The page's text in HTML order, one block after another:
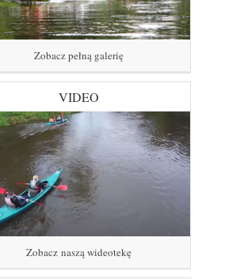
Zobacz pełną galerię
VIDEO
Zobacz naszą wideotekę